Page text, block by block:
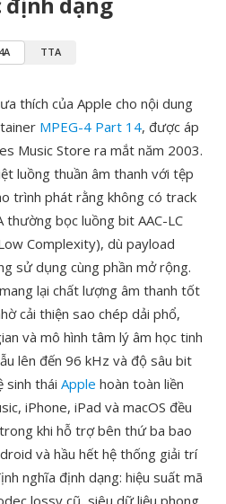
TTA
thích của Apple cho nội dung
MPEG-4 Part 14, được áp
Music Store ra mắt năm 2003.
luồng thuần âm thanh với tệp
trình phát rằng không có track
bọc luồng bit AAC-LC
Complexity), dù payload
sử dụng cùng phần mở rộng.
lại chất lượng âm thanh tốt
cải thiện sao chép dải phổ,
và mô hình tâm lý âm học tinh
lên đến 96 kHz và độ sâu bit
sinh thái Apple hoàn toàn liền
iPhone, iPad và macOS đều
khi hỗ trợ bên thứ ba bao
và hầu hết hệ thống giải trí
nghĩa định dạng: hiệu suất mã
lossy cũ, siêu dữ liệu phong